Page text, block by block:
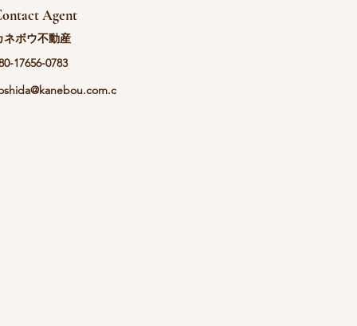
Agent
ネボウ不動産
17656-0783